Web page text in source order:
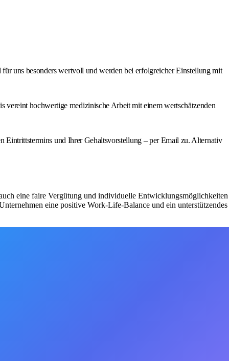
uns besonders wertvoll und werden bei erfolgreicher Einstellung mit
hochwertige medizinische Arbeit mit einem wertschätzenden
und Ihrer Gehaltsvorstellung – per Email zu. Alternativ
eine faire Vergütung und individuelle Entwicklungsmöglichkeiten
eine positive Work-Life-Balance und ein unterstützendes